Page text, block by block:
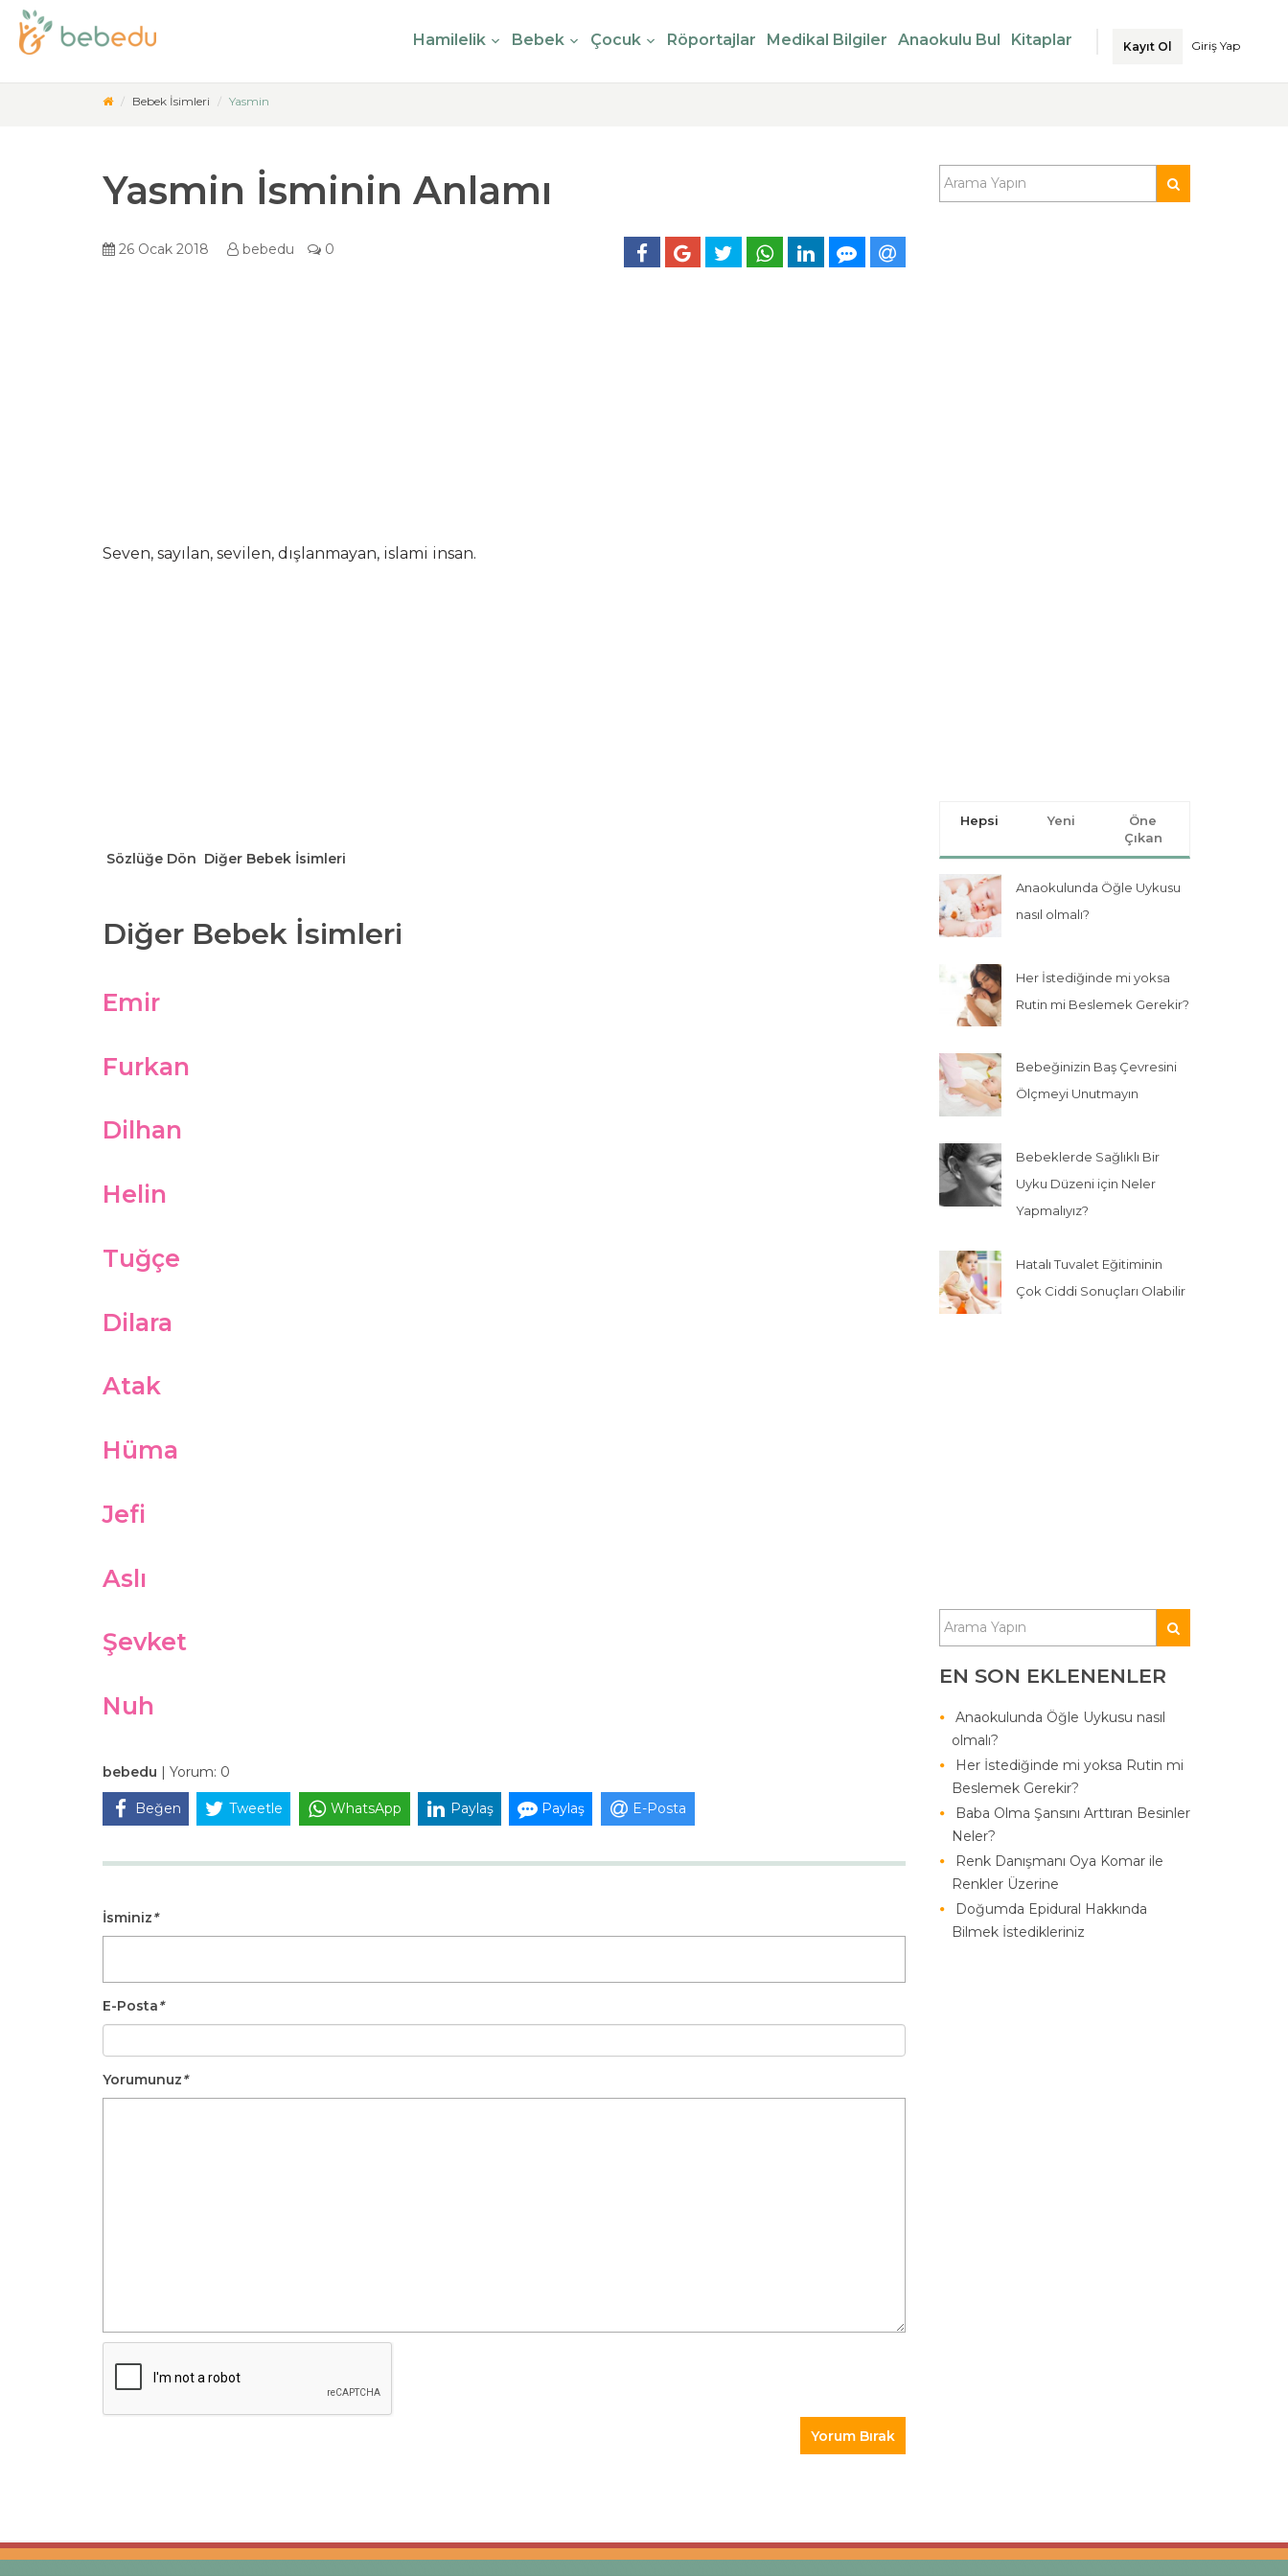
Hamilelik Bebek Çocuk Röportajlar Medikal Bilgiler Anaokulu Bul Kitaplar Kayıt Ol Giriş Yap
Bebek İsimleri Yasmin
Yasmin İsminin Anlamı
26 Ocak 2018 bebedu 0
Seven, sayılan, sevilen, dışlanmayan, islami insan.
Sözlüğe Dön Diğer Bebek İsimleri
Diğer Bebek İsimleri
Emir
Furkan
Dilhan
Helin
Tuğçe
Dilara
Atak
Hüma
Jefi
Aslı
Şevket
Nuh
bebedu | Yorum: 0
Beğen Tweetle WhatsApp Paylaş Paylaş E-Posta
İsminiz*
E-Posta*
Yorumunuz*
Hepsi Yeni
Öne
Çıkan
Anaokulunda Öğle Uykusu
nasıl olmalı?
Her İstediğinde mi yoksa
Rutin mi Beslemek Gerekir?
Bebeğinizin Baş Çevresini
Ölçmeyi Unutmayın
Bebeklerde Sağlıklı Bir
Uyku Düzeni için Neler
Yapmalıyız?
Hatalı Tuvalet Eğitiminin
Çok Ciddi Sonuçları Olabilir
EN SON EKLENENLER
Anaokulunda Öğle Uykusu nasıl
olmalı?
Her İstediğinde mi yoksa Rutin mi
Beslemek Gerekir?
Baba Olma Şansını Arttıran Besinler
Neler?
Renk Danışmanı Oya Komar ile
Renkler Üzerine
Doğumda Epidural Hakkında
Bilmek İstedikleriniz